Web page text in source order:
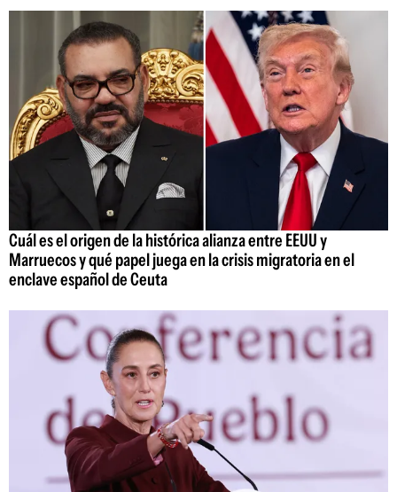
Cuál es el origen de la histórica alianza entre EEUU y
Marruecos y qué papel juega en la crisis migratoria en el
enclave español de Ceuta